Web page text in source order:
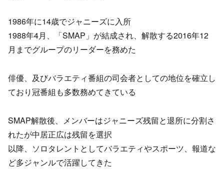
1986年に14歳でジャニーズに入所
1988年4月、「SMAP」が結成され、解散する2016年12
月までグループのリーダーを務めた
俳優、及びバラエティ番組の司会者としての地位を確立し
ており冠番組も多数務めてきている
SMAP解散後、メンバーはジャニーズ残留と退所に分割さ
れたが中居正広は残留を選択
以降、ソロタレントとしてバラエティやスポーツ、報道な
ど多ジャンルで活躍してきた